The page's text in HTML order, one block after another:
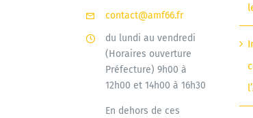
contact@amf66.fr
du lundi au vendredi
(Horaires ouverture
Préfecture) 9h00 à
12h00 et 14h00 à 16h30
En dehors de ces